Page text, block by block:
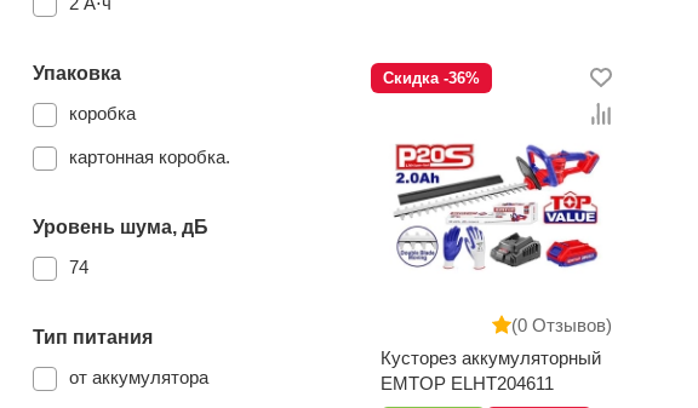
Упаковка
коробка
картонная коробка.
Уровень шума, дБ
74
Тип питания
от аккумулятора
(0 Отзывов)
Скидка -36%
Кусторез аккумуляторный
EMTOP ELHT204611